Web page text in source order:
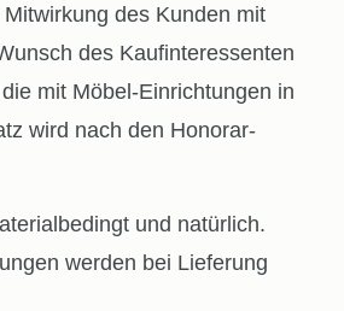
des Kunden mit
des Kaufinteressenten
mit Möbel-Einrichtungen in
wird nach den Honorar-
und natürlich.
werden bei Lieferung